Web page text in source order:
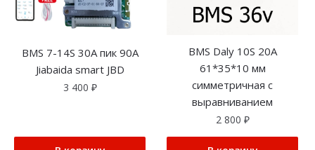
BMS 7-14S 30A пик 90A
Jiabaida smart JBD
3 400 ₽
BMS Daly 10S 20A
61*35*10 мм
симметричная с
выравниванием
2 800 ₽